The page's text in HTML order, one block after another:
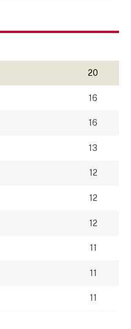
20
16
16
13
12
12
12
11
11
11